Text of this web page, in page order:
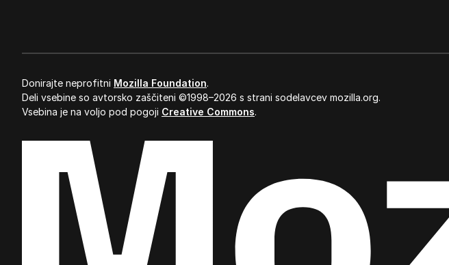
Donirajte neprofitni Mozilla Foundation.
Deli vsebine so avtorsko zaščiteni ©1998–2026 s strani sodelavcev mozilla.org.
Vsebina je na voljo pod pogoji Creative Commons.